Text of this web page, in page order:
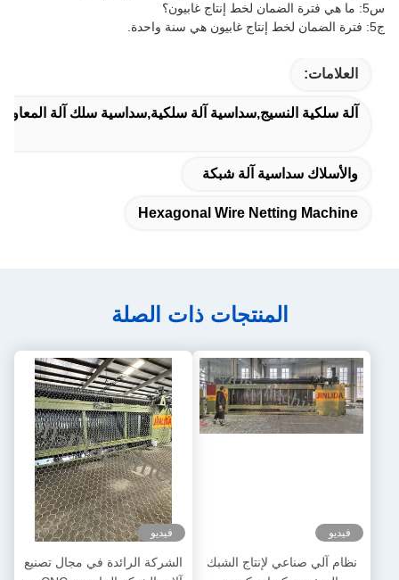
س5: ما هي فترة الضمان لخط إنتاج غابيون؟
ج5: فترة الضمان لخط إنتاج غابيون هي سنة واحدة.
العلامات:
آلة سلكية النسيج,سداسية آلة سلكية,سداسية سلك آلة
والأسلاك سداسية آلة شبكة
Hexagonal Wire Netting Machine
المنتجات ذات الصلة
فيديو
نظام آلي صناعي لإنتاج الشبك
فيديو
الشركة الرائدة في مجال تصنيع